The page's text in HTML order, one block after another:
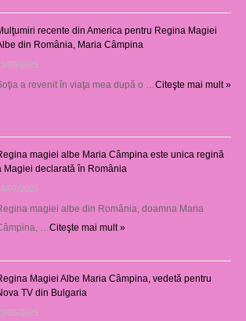
recente din America pentru Regina Magiei
din România, Maria Câmpina
08/2025
a revenit în viaţa mea după o … Citeşte mai mult »
magiei albe Maria Câmpina este unica regină
Magiei declarată în România
07/2025
magiei albe din România, doamna Maria
… Citeşte mai mult »
Magiei Albe Maria Câmpina, vedetă pentru
TV din Bulgaria
05/2025